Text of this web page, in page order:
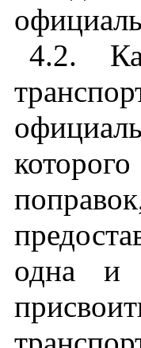
4.2.
одна и